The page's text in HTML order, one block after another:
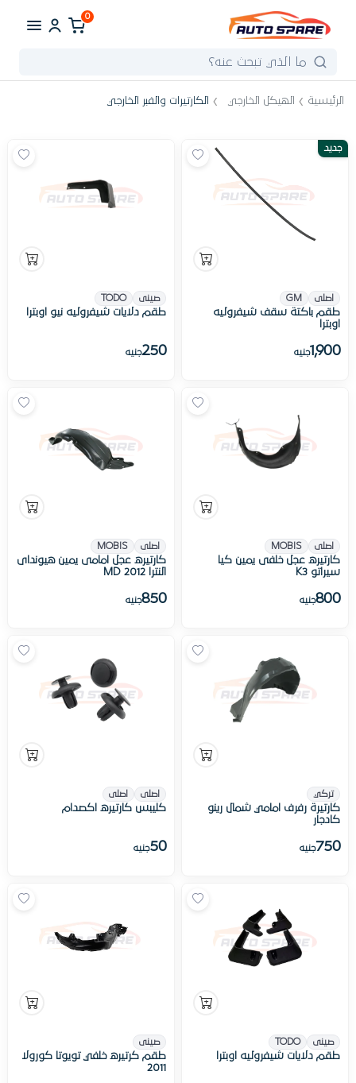
0
الرئيسية الهيكل الخارجي الكارتيرات والفبر الخارجي
جديد
اصلى GM
طقم باكتة سقف شيفروليه
اوبترا
1,900جنيه
صينى TODO
طقم دلايات شيفروليه نيو اوبترا
250جنيه
اصلى MOBIS
كارتيره عجل خلفى يمين كيا
سيراتو K3
800جنيه
اصلى MOBIS
كارتيره عجل امامى يمين هيونداى
النترا MD 2012
850جنيه
تركي
كارتيرة رفرف امامي شمال رينو
كادجار
750جنيه
اصلى اصلى
كليبس كارتيره اكصدام
50جنيه
صينى TODO
طقم دلايات شيفروليه اوبترا
صينى
طقم كرتيره خلفي تویوتا كورولا
2011